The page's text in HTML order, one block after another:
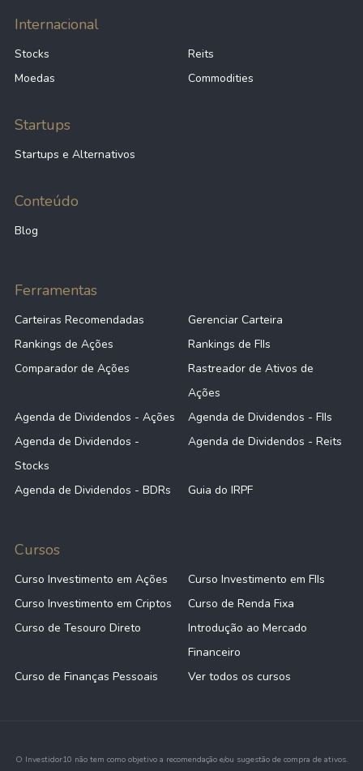
Internacional
Stocks
Reits
Moedas
Commodities
Startups
Startups e Alternativos
Conteúdo
Blog
Ferramentas
Carteiras Recomendadas
Gerenciar Carteira
Rankings de Ações
Rankings de FIIs
Comparador de Ações
Rastreador de Ativos de
Ações
Agenda de Dividendos - Ações
Agenda de Dividendos - FIIs
Agenda de Dividendos -
Stocks
Agenda de Dividendos - Reits
Agenda de Dividendos - BDRs Guia do IRPF
Cursos
Curso Investimento em Ações
Curso Investimento em FIIs
Curso Investimento em Criptos
Curso de Renda Fixa
Curso de Tesouro Direto
Introdução ao Mercado
Financeiro
Curso de Finanças Pessoais
Ver todos os cursos
O Investidor10 não tem como objetivo a recomendação e/ou sugestão de compra de ativos.